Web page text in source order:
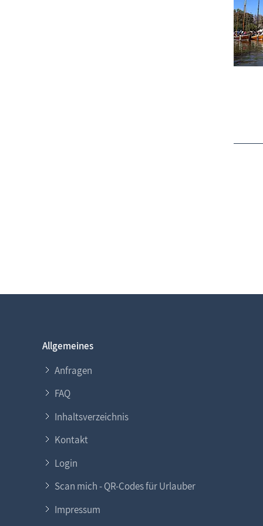
Allgemeines
Anfragen
FAQ
Inhaltsverzeichnis
Kontakt
Login
Scan mich - QR-Codes für Urlauber
Impressum